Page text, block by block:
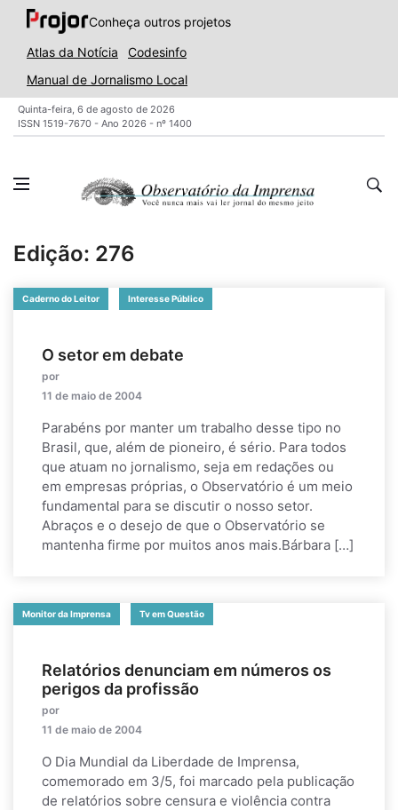
Conheça outros projetos
Atlas da Notícia
Codesinfo
Manual de Jornalismo Local
Quinta-feira, 6 de agosto de 2026
ISSN 1519-7670 - Ano 2026 - nº 1400
Edição: 276
Caderno do Leitor Interesse Público
O setor em debate
por
11 de maio de 2004
Parabéns por manter um trabalho desse tipo no
Brasil, que, além de pioneiro, é sério. Para todos
que atuam no jornalismo, seja em redações ou
em empresas próprias, o Observatório é um meio
fundamental para se discutir o nosso setor.
Abraços e o desejo de que o Observatório se
mantenha firme por muitos anos mais.Bárbara […]
Monitor da Imprensa Tv em Questão
Relatórios denunciam em números os
perigos da profissão
por
11 de maio de 2004
O Dia Mundial da Liberdade de Imprensa,
comemorado em 3/5, foi marcado pela publicação
de relatórios sobre censura e violência contra